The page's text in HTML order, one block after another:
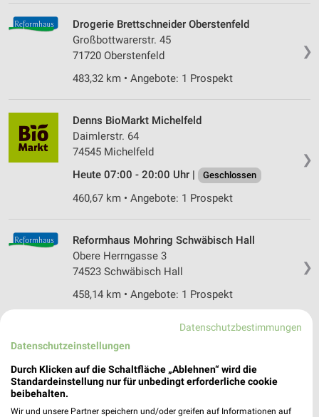
❯
Drogerie Brettschneider Oberstenfeld
Großbottwarerstr. 45
71720 Oberstenfeld
483,32 km • Angebote: 1 Prospekt
❯
Denns BioMarkt Michelfeld
Daimlerstr. 64
74545 Michelfeld
Heute 07:00 - 20:00 Uhr |
Geschlossen
460,67 km • Angebote: 1 Prospekt
❯
Reformhaus Mohring Schwäbisch Hall
Obere Herrngasse 3
74523 Schwäbisch Hall
458,14 km • Angebote: 1 Prospekt
Hauptstraße 39
71540 Murrhardt
476,74 km • Angebote: 1 Prospekt
Datenschutzbestimmungen
Datenschutzeinstellungen
Durch Klicken auf die Schaltfläche „Ablehnen“ wird die
Standardeinstellung nur für unbedingt erforderliche cookie
beibehalten.
Wir und unsere Partner speichern und/oder greifen auf Informationen auf